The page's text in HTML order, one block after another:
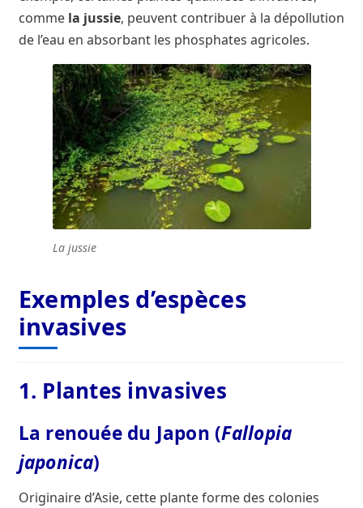
comme la jussie, peuvent contribuer à la dépollution
de l’eau en absorbant les phosphates agricoles.
La jussie
Exemples d’espèces
invasives
1. Plantes invasives
La renouée du Japon (Fallopia
japonica)
Originaire d’Asie, cette plante forme des colonies